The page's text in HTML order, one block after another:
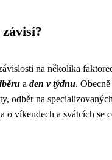
na několika
a den v týdnu.
odběr na
o víkendech a svátcích se